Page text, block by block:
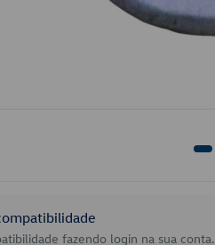
fazendo login na sua conta.